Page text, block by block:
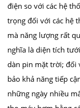
điện so với các hệ
trọng đối với các hệ
mà năng lượng rất
nghĩa là diện tích
dàn pin mặt trời; đối
bảo khả năng tiếp
những ngày nhiều